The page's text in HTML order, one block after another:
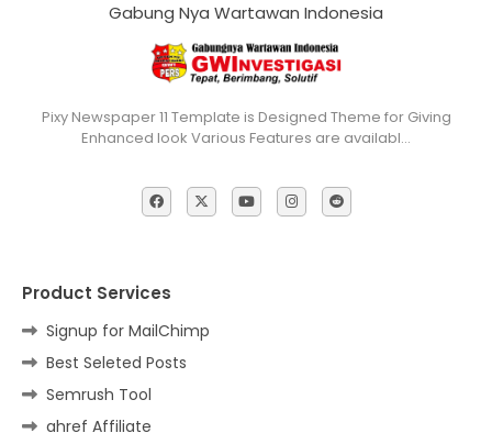
Gabung Nya Wartawan Indonesia
Pixy Newspaper 11 Template is Designed Theme for Giving
Enhanced look Various Features are availabl…
Product Services
Signup for MailChimp
Best Seleted Posts
Semrush Tool
ahref Affiliate